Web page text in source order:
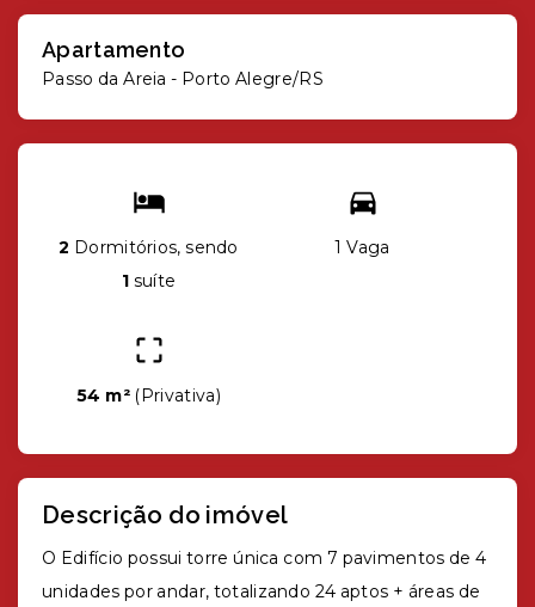
Apartamento
Passo da Areia - Porto Alegre/RS
2 Dormitórios, sendo
1 suíte
1 Vaga
54 m² ( Privativa)
Descrição do imóvel
O Edifício possui torre única com 7 pavimentos de 4
unidades por andar, totalizando 24 aptos + áreas de